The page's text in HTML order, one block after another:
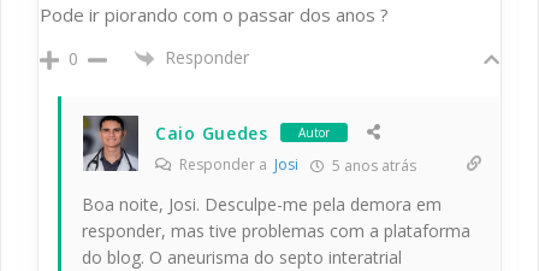
Pode ir piorando com o passar dos anos ?
0 Responder
Caio Guedes Autor
Responder a Josi 5 anos atrás
Boa noite, Josi. Desculpe-me pela demora em
responder, mas tive problemas com a plataforma
do blog. O aneurisma do septo interatrial